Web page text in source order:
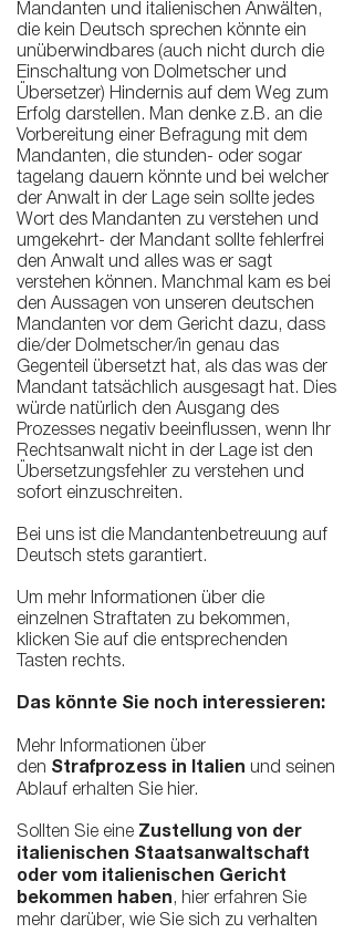
Mandanten und italienischen Anwälten,
die kein Deutsch sprechen könnte ein
unüberwindbares (auch nicht durch die
Einschaltung von Dolmetscher und
Übersetzer) Hindernis auf dem Weg zum
Erfolg darstellen. Man denke z.B. an die
Vorbereitung einer Befragung mit dem
Mandanten, die stunden- oder sogar
tagelang dauern könnte und bei welcher
der Anwalt in der Lage sein sollte jedes
Wort des Mandanten zu verstehen und
umgekehrt- der Mandant sollte fehlerfrei
den Anwalt und alles was er sagt
verstehen können. Manchmal kam es bei
den Aussagen von unseren deutschen
Mandanten vor dem Gericht dazu, dass
die/der Dolmetscher/in genau das
Gegenteil übersetzt hat, als das was der
Mandant tatsächlich ausgesagt hat. Dies
würde natürlich den Ausgang des
Prozesses negativ beeinflussen, wenn Ihr
Rechtsanwalt nicht in der Lage ist den
Übersetzungsfehler zu verstehen und
sofort einzuschreiten.
Bei uns ist die Mandantenbetreuung auf
Deutsch stets garantiert.
Um mehr Informationen über die
einzelnen Straftaten zu bekommen,
klicken Sie auf die entsprechenden
Tasten rechts.
Das könnte Sie noch interessieren:
Mehr Informationen über
den Strafprozess in Italien und seinen
Ablauf erhalten Sie hier.
Sollten Sie eine Zustellung von der
italienischen Staatsanwaltschaft
oder vom italienischen Gericht
bekommen haben , hier erfahren Sie
mehr darüber, wie Sie sich zu verhalten